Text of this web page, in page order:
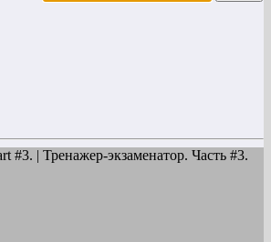
#3. | Тренажер-экзаменатор. Часть #3.